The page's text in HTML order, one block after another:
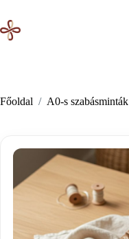
content
Főoldal / A0-s szabásminták